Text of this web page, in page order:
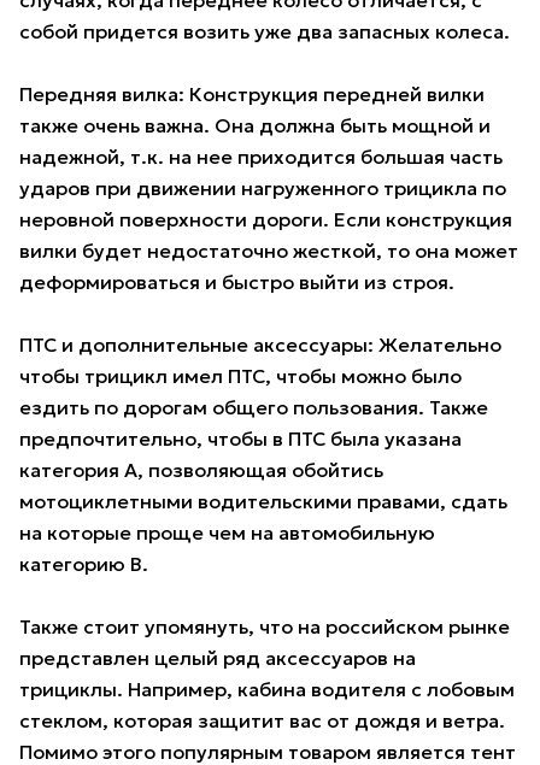
собой придется возить уже два запасных колеса.
Передняя вилка: Конструкция передней вилки
также очень важна. Она должна быть мощной и
надежной, т.к. на нее приходится большая часть
ударов при движении нагруженного трицикла по
неровной поверхности дороги. Если конструкция
вилки будет недостаточно жесткой, то она может
деформироваться и быстро выйти из строя.
ПТС и дополнительные аксессуары: Желательно
чтобы трицикл имел ПТС, чтобы можно было
ездить по дорогам общего пользования. Также
предпочтительно, чтобы в ПТС была указана
категория А, позволяющая обойтись
мотоциклетными водительскими правами, сдать
на которые проще чем на автомобильную
категорию B.
Также стоит упомянуть, что на российском рынке
представлен целый ряд аксессуаров на
трициклы. Например, кабина водителя с лобовым
стеклом, которая защитит вас от дождя и ветра.
Помимо этого популярным товаром является тент